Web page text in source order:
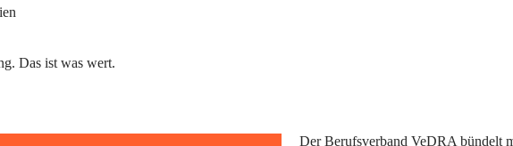
Das ist was wert.
Der Berufsverband VeDRA bündelt